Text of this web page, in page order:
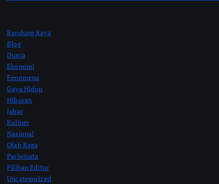
Bandung Raya
Blog
Dunia
Ekonomi
Fenomena
Gaya Hidup
Hiburan
Jabar
Kuliner
Nasional
Olah Raga
Pariwisata
Pilihan Editor
Uncategorized